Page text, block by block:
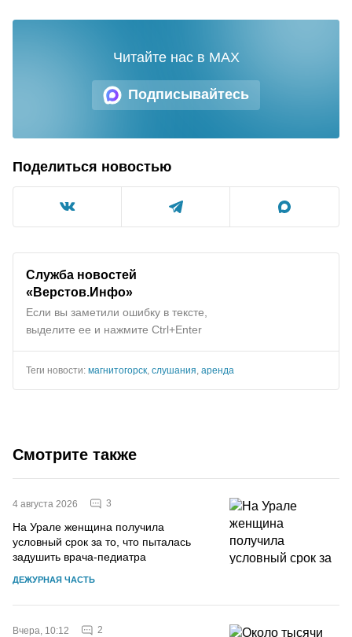
Подписывайтесь
Читайте нас в MAX
Поделиться новостью
Служба новостей
«Верстов.Инфо»
Если вы заметили ошибку в тексте,
выделите ее и нажмите Ctrl+Enter
Теги новости: магнитогорск слушания аренда
Смотрите также
4 августа 2026 3
На Урале женщина получила
условный срок за то, что пыталась
задушить врача-педиатра
ДЕЖУРНАЯ ЧАСТЬ
Вчера, 10:12 2